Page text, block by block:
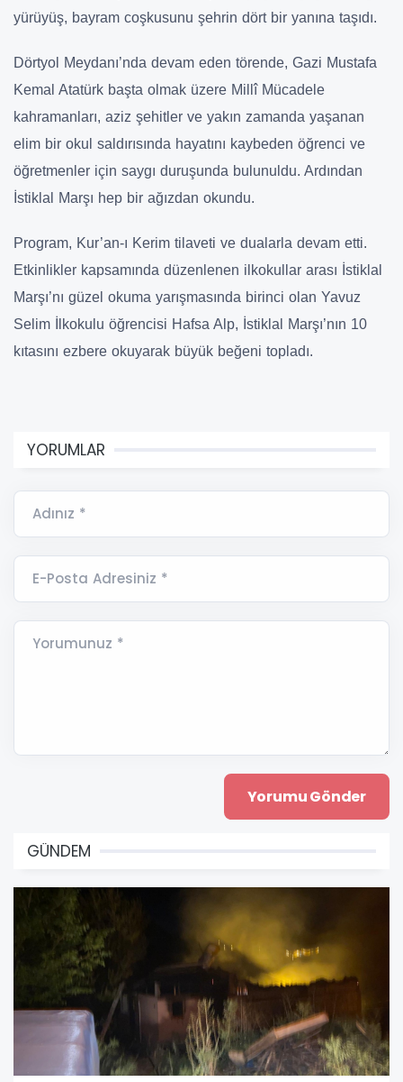
yürüyüş, bayram coşkusunu şehrin dört bir yanına taşıdı.
Dörtyol Meydanı’nda devam eden törende, Gazi Mustafa
Kemal Atatürk başta olmak üzere Millî Mücadele
kahramanları, aziz şehitler ve yakın zamanda yaşanan
elim bir okul saldırısında hayatını kaybeden öğrenci ve
öğretmenler için saygı duruşunda bulunuldu. Ardından
İstiklal Marşı hep bir ağızdan okundu.
Program, Kur’an-ı Kerim tilaveti ve dualarla devam etti.
Etkinlikler kapsamında düzenlenen ilkokullar arası İstiklal
Marşı’nı güzel okuma yarışmasında birinci olan Yavuz
Selim İlkokulu öğrencisi Hafsa Alp, İstiklal Marşı’nın 10
kıtasını ezbere okuyarak büyük beğeni topladı.
YORUMLAR
Adınız *
E-Posta Adresiniz *
Yorumunuz *
GÜNDEM